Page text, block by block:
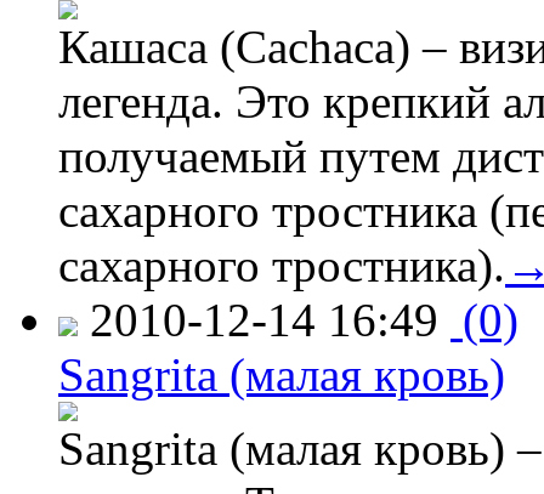
Кашаса (Cachaca) –
легенда. Это крепкий
получаемый путем
сахарного тростника
сахарного тростника).
2010-12-14 16:49 (0)
Sangrita (малая кровь)
Sangrita (малая кровь)